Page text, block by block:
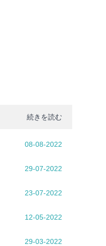
続きを読む
08-08-2022
29-07-2022
23-07-2022
12-05-2022
29-03-2022